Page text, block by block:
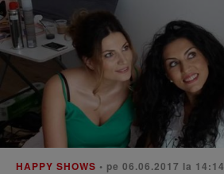
HAPPY SHOWS • pe 06.06.2017 la 14:14